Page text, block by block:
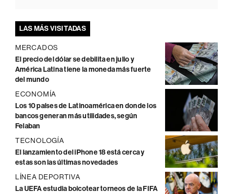
LAS MÁS VISITADAS
MERCADOS
El precio del dólar se debilita en julio y
América Latina tiene la moneda más fuerte
del mundo
ECONOMÍA
Los 10 países de Latinoamérica en donde los
bancos generan más utilidades, según
Felaban
TECNOLOGÍA
El lanzamiento del iPhone 18 está cerca y
estas son las últimas novedades
LÍNEA DEPORTIVA
La UEFA estudia boicotear torneos de la FIFA